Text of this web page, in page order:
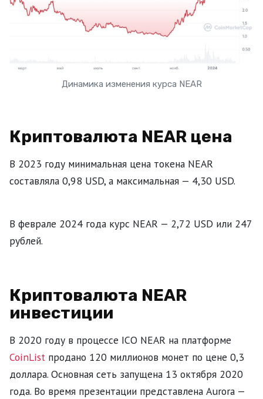
Динамика изменения курса NEAR
Криптовалюта NEAR цена
В 2023 году минимальная цена токена NEAR
составляла 0,98 USD, а максимальная — 4,30 USD.
В феврале 2024 года курс NEAR — 2,72 USD или 247
рублей.
Криптовалюта NEAR
инвестиции
В 2020 году в процессе ICO NEAR на платформе
CoinList продано 120 миллионов монет по цене 0,3
доллара. Основная сеть запущена 13 октября 2020
года. Во время презентации представлена Aurora —